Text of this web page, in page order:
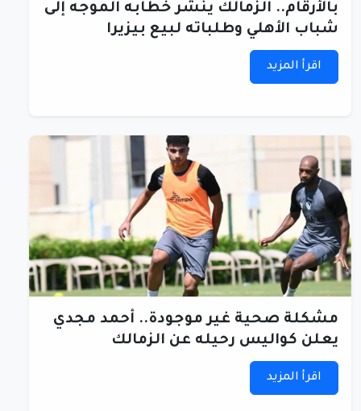
بالأرقام.. الزمالك ينشر خطابه الموجه إلى
شباب الأهلي وطلباته لبيع بيزيرا
اقرأ المزيد
مشكلة صحية غير موجودة.. أحمد مجدي
يعلن كواليس رحيله عن الزمالك
اقرأ المزيد